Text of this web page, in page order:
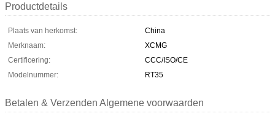
Productdetails
Plaats van herkomst:
China
Merknaam:
XCMG
Certificering:
CCC/ISO/CE
Modelnummer:
RT35
Betalen & Verzenden Algemene voorwaarden